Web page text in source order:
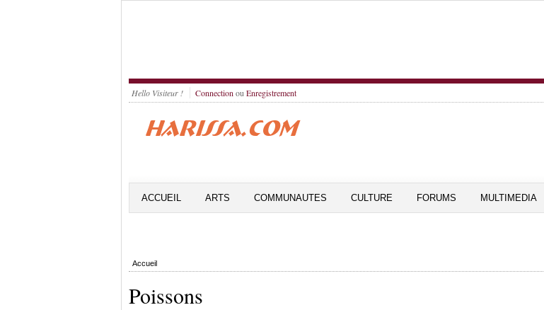
Hello Visiteur ! Connection ou Enregistrement
ACCUEIL ARTS COMMUNAUTES CULTURE FORUMS MULTIMEDIA
Accueil
Poissons